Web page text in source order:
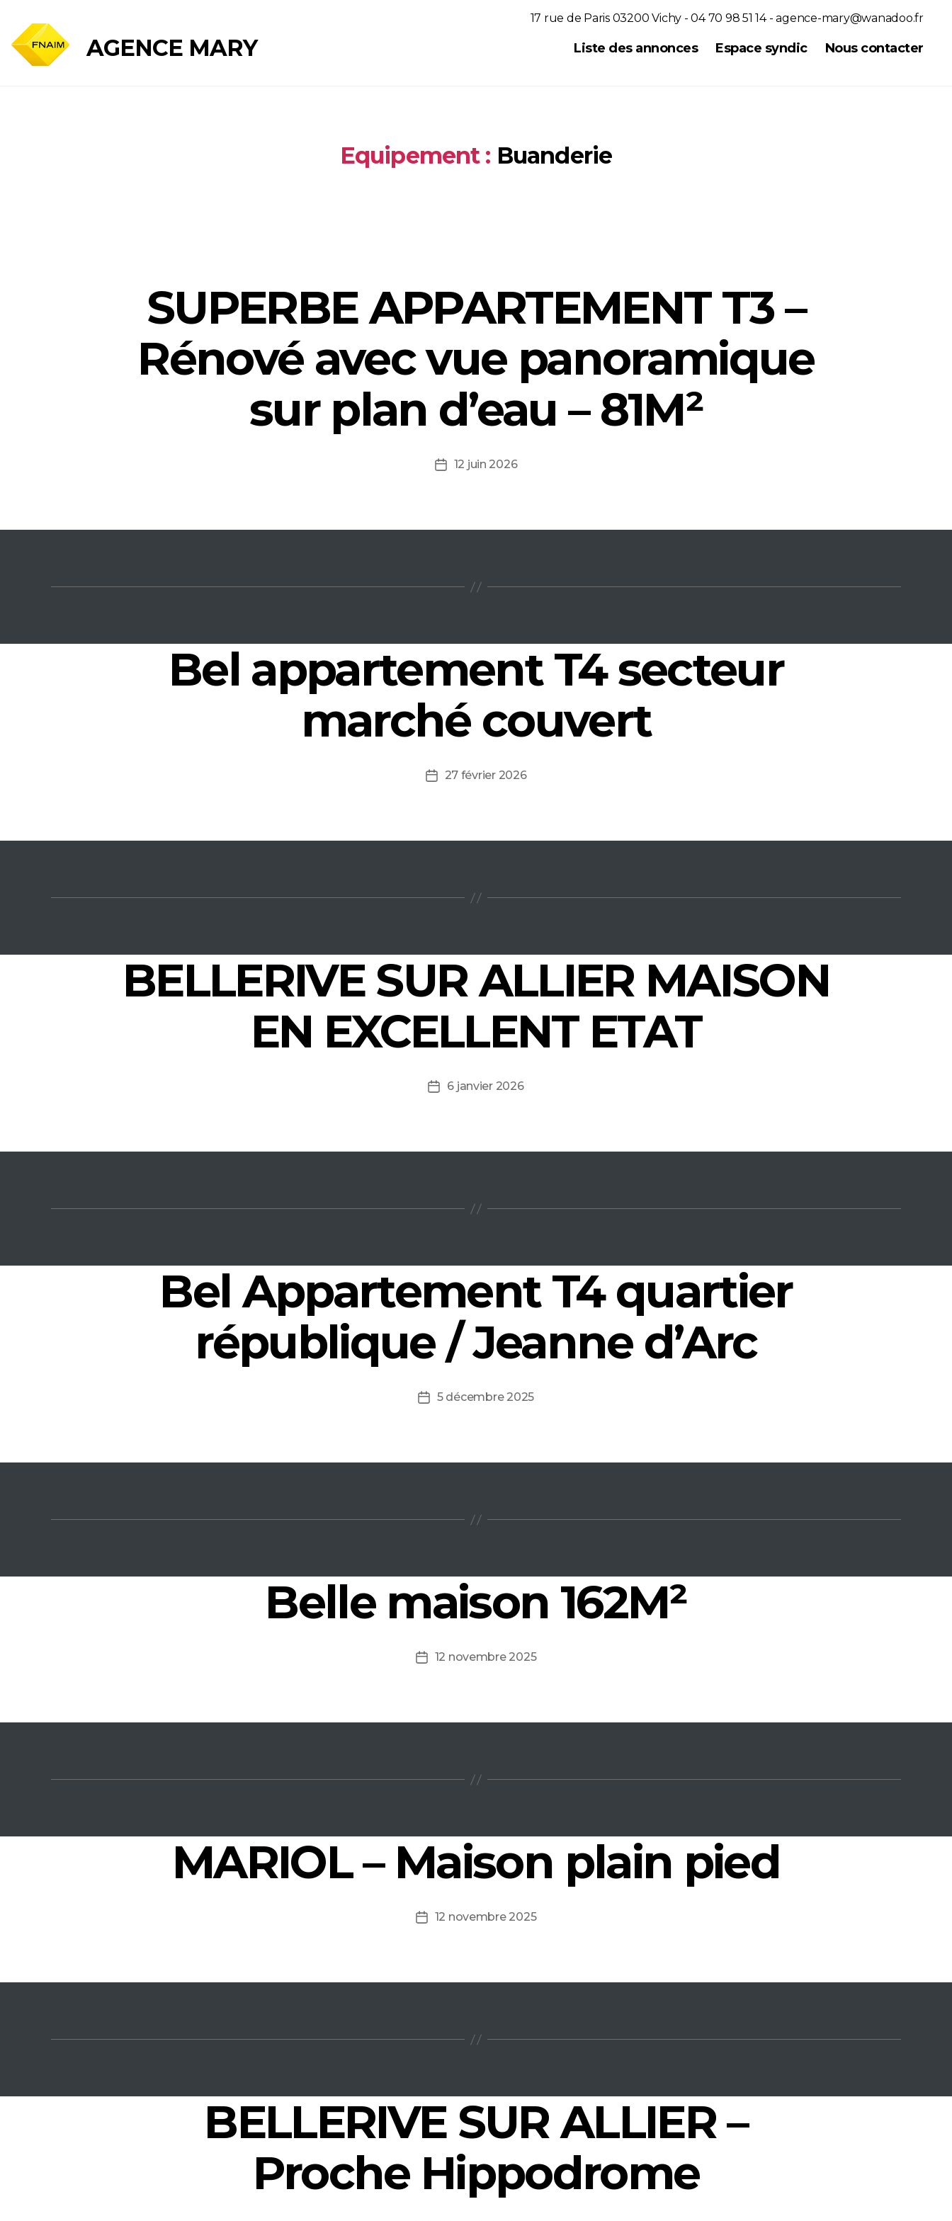
17 rue de Paris 03200 Vichy - 04 70 98 51 14 -agence-mary@wanadoo.fr
AGENCE MARY Liste des annonces Espace syndic Nous contacter
Equipement : Buanderie
SUPERBE APPARTEMENT T3 –
Rénové avec vue panoramique
sur plan d’eau – 81M²
Date12 juin 2026
Bel appartement T4 secteur
marché couvert
Date27 février 2026
BELLERIVE SUR ALLIER MAISON
EN EXCELLENT ETAT
Date6 janvier 2026
Bel Appartement T4 quartier
république / Jeanne d’Arc
Date5 décembre 2025
Belle maison 162M²
Date12 novembre 2025
MARIOL – Maison plain pied
Date12 novembre 2025
BELLERIVE SUR ALLIER –
Proche Hippodrome